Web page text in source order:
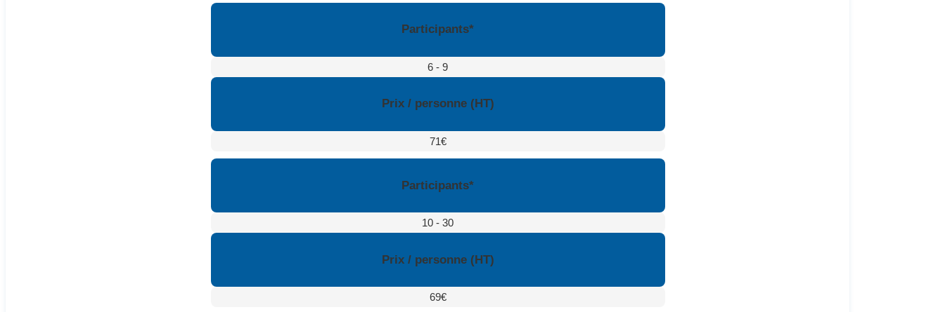
Participants*
6 - 9
Prix / personne (HT)
71€
Participants*
10 - 30
Prix / personne (HT)
69€